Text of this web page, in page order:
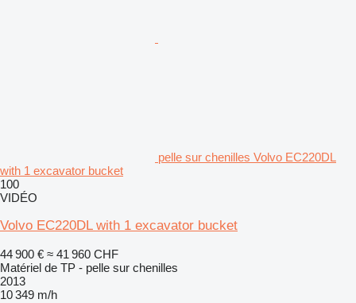
pelle sur chenilles Volvo EC220DL
with 1 excavator bucket
100
VIDÉO
Volvo EC220DL with 1 excavator bucket
44 900 € ≈ 41 960 CHF
Matériel de TP - pelle sur chenilles
2013
10 349 m/h